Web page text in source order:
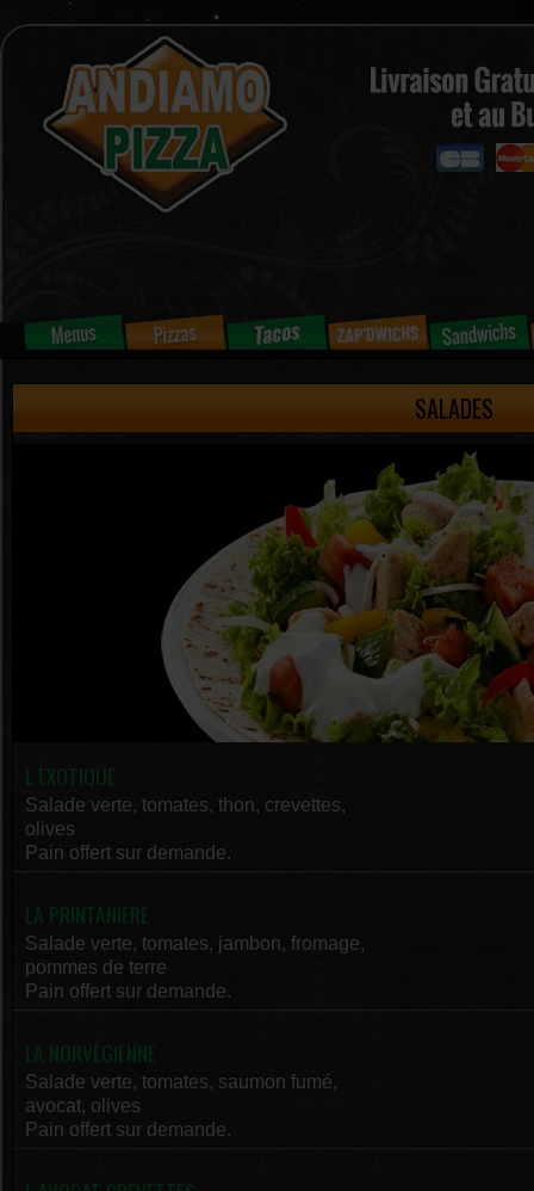
SALADES
L EXOTIQUE
Salade verte, tomates, thon, crevettes,
olives
Pain offert sur demande.
LA PRINTANIERE
Salade verte, tomates, jambon, fromage,
pommes de terre
Pain offert sur demande.
LA NORVEGIENNE
Salade verte, tomates, saumon fumé,
avocat, olives
Pain offert sur demande.